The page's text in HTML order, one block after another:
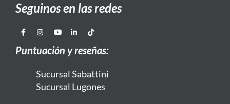
Seguinos en las redes
Puntuación y reseñas:
Sucursal Sabattini
Sucursal Lugones